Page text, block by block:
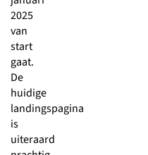
2025
van
start
gaat.
De
huidige
landingspagina
is
uiteraard